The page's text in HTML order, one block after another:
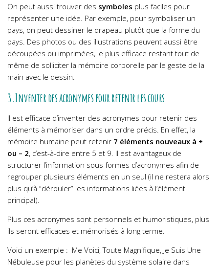
On peut aussi trouver des symboles plus faciles pour
représenter une idée. Par exemple, pour symboliser un
pays, on peut dessiner le drapeau plutôt que la forme du
pays. Des photos ou des illustrations peuvent aussi être
découpées ou imprimées, le plus efficace restant tout de
même de solliciter la mémoire corporelle par le geste de la
main avec le dessin.
3.Inventer des acronymes pour retenir les cours
Il est efficace d’inventer des acronymes pour retenir des
éléments à mémoriser dans un ordre précis. En effet, la
mémoire humaine peut retenir 7 éléments nouveaux à +
ou – 2, c’est-à-dire entre 5 et 9. Il est avantageux de
structurer l’information sous formes d’acronymes afin de
regrouper plusieurs éléments en un seul (il ne restera alors
plus qu’à “dérouler” les informations liées à l’élément
principal).
Plus ces acronymes sont personnels et humoristiques, plus
ils seront efficaces et mémorisés à long terme.
Voici un exemple : Me Voici, Toute Magnifique, Je Suis Une
Nébuleuse pour les planètes du système solaire dans